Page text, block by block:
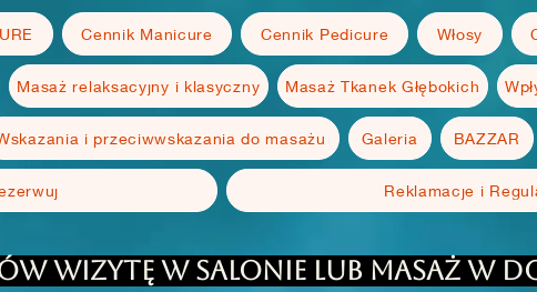
Cennik Manicure Cennik Pedicure Włosy
Masaż relaksacyjny i klasyczny Masaż Tkanek Głębokich
i przeciwwskazania do masażu Galeria BAZZAR
Reklamacje i
wizytę w salonie lub masaż w